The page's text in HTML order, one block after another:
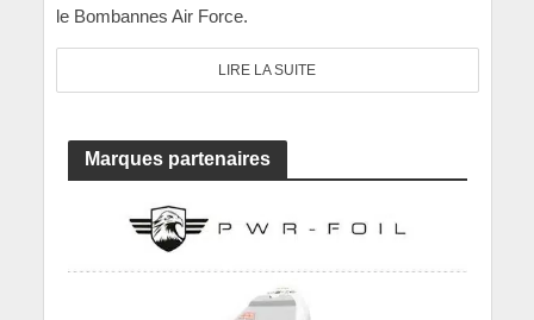
le Bombannes Air Force.
LIRE LA SUITE
Marques partenaires